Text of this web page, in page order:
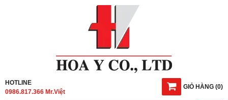
GIỎ HÀNG (0)
HOTLINE
0986.817.366 Mr.Việt